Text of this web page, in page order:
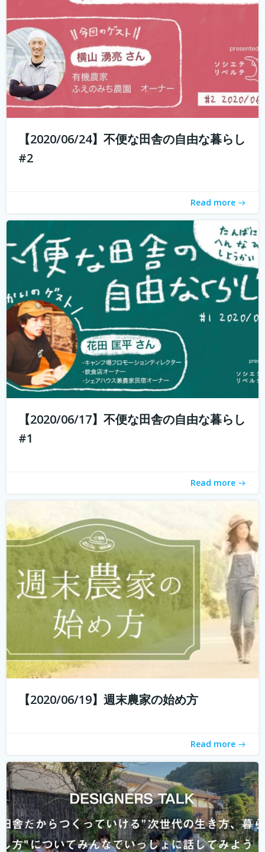
【2020/06/24】不便な田舎の自由な暮らし
#2
Read more
もしかして田舎のことを、遠いしコンビニないし仕事も無
いし、なんて思ってませんか？ 兵庫県丹波地域は「都会に
近い田舎」、住んでみるとあんがい不便を感じない。い
や、むしろ不便を楽しみ、自由に生きている人たちがい
る。 「不便な田舎の自由な暮らし」...続きを読む
【2020/06/17】不便な田舎の自由な暮らし
#1
Read more
週末農業とは、サラリーマンやOLなど本業を持っている人
が、週末だけ農業をすることです。 仕事を持っていても気
軽に農業体験ができます。 週末農業のメリットは、採れた
ての野菜を食べられること、そして心と体が自然に癒され
【2020/06/19】週末農家の始め方
Read more
エイイチです。オイシクタベルラボというコミュニケーシ
ョンデザインを主体としたあらゆるコトをデザインしてい
こうと動いています。 普段からいろんなものをデザインし
ていますが、これから先いままでデザインとはまったく関
わりのなかった人たちもデザイン...続きを読む